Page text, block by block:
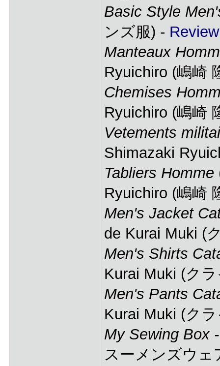
Basic Style
ンズ服) - Review
Manteaux
Ryuichiro (嶋崎
Chemises
Ryuichiro (嶋崎
Vetements
Shimazaki
Tabliers Homme
Ryuichiro (嶋崎
Men's Jacket
de Kurai Muki (
Men's Shirts
Kurai Muki (ク
Men's Pants
Kurai Muki (ク
My Sewing Box
スーメンズウェ